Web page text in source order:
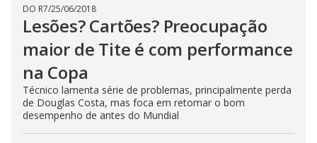
DO R7/25/06/2018
Lesões? Cartões? Preocupação
maior de Tite é com performance
na Copa
Técnico lamenta série de problemas, principalmente perda
de Douglas Costa, mas foca em retomar o bom
desempenho de antes do Mundial